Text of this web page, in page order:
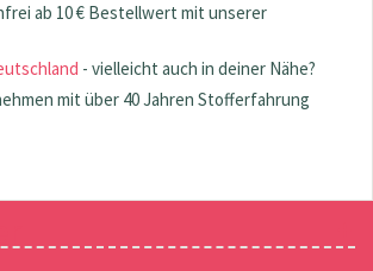
ab 10 € Bestellwert mit unserer
- vielleicht auch in deiner Nähe?
mit über 40 Jahren Stofferfahrung